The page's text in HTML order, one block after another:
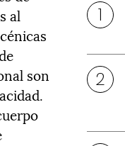
al
son